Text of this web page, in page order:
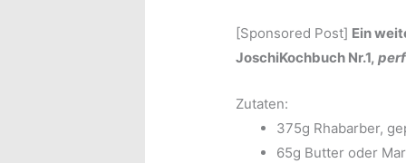
[Sponsored Post] Ein
JoschiKochbuch Nr.1,
Zutaten:
375g Rhabarber,
65g Butter oder